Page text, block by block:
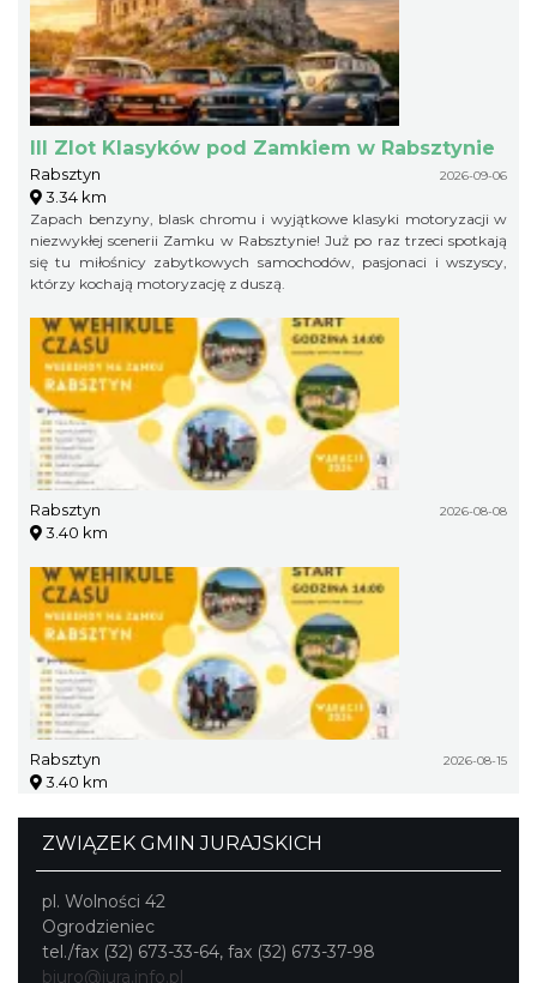
III Zlot Klasyków pod Zamkiem w Rabsztynie
Rabsztyn 2026-09-06
3.34 km
Zapach benzyny, blask chromu i wyjątkowe klasyki motoryzacji w
niezwykłej scenerii Zamku w Rabsztynie! Już po raz trzeci spotkają
się tu miłośnicy zabytkowych samochodów, pasjonaci i wszyscy,
którzy kochają motoryzację z duszą.
Rabsztyn 2026-08-08
3.40 km
Rabsztyn 2026-08-15
3.40 km
ZWIĄZEK GMIN JURAJSKICH
pl. Wolności 42
Ogrodzieniec
tel./fax (32) 673-33-64, fax (32) 673-37-98
biuro@jura.info.pl